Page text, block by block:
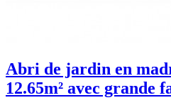
Abri de jardin en
12.65m² avec grande